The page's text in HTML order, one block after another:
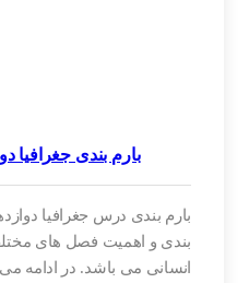
بارم بندی جغرافیا دوازدهم
بارم بندی درس جغرافیا دوازدهم
بندی و اهمیت فصل های مختلف
انسانی می باشد. در ادامه می